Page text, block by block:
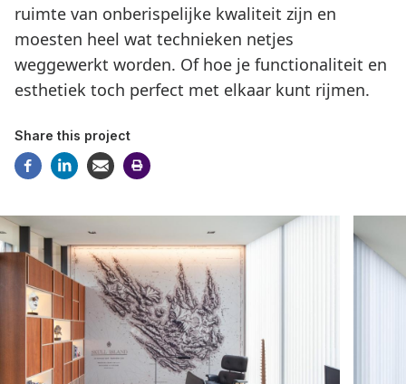
ruimte van onberispelijke kwaliteit zijn en
moesten heel wat technieken netjes
weggewerkt worden. Of hoe je functionaliteit en
esthetiek toch perfect met elkaar kunt rijmen.
Share this project